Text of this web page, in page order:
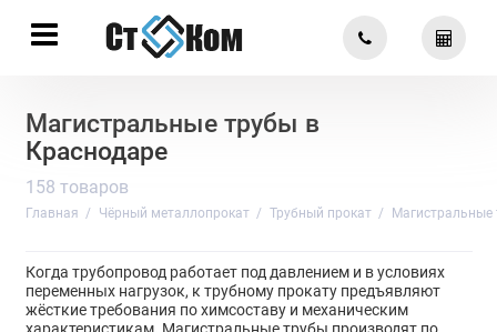
Магистральные трубы в
Краснодаре
158 товаров
Главная Чёрный металлопрокат Трубный прокат Магистральные
Когда трубопровод работает под давлением и в условиях
переменных нагрузок, к трубному прокату предъявляют
жёсткие требования по химсоставу и механическим